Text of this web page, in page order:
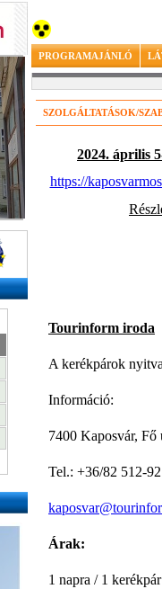
PROGRAMAJÁNLÓ
SZOLGÁLTATÁSOK/
2024. április
https://
Tourinform iroda
A kerékpárok
Információ:
7400 Kaposvár, Fő
Tel.: +36/82 512-
Árak:
1 napra / 1